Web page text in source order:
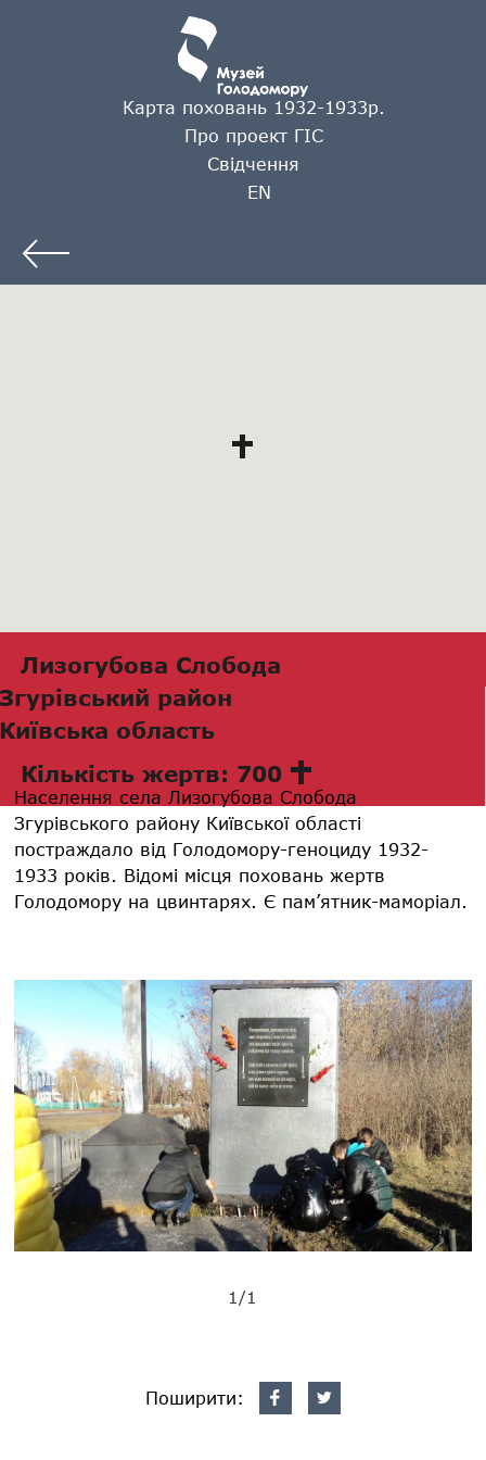
Карта поховань 1932-1933р.
Про проект ГІС
Свідчення
EN
Лизогубова Слобода
Згурівський район
Київська область
Кількість жертв: 700
Населення села Лизогубова Слобода
Згурівського району Київської області
постраждало від Голодомору-геноциду 1932-
1933 років. Відомі місця поховань жертв
Голодомору на цвинтарях. Є пам’ятник-маморіал.
1/1
Поширити: